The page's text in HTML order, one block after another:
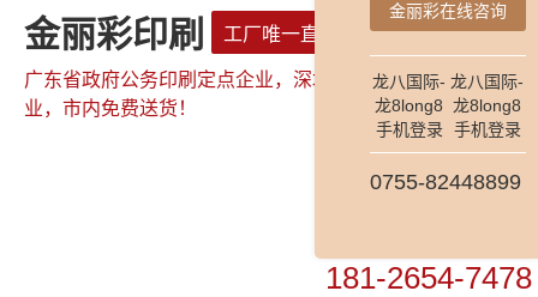
金丽彩印刷 工厂唯一直属网站
广东省政府公务印刷定点企业，深圳市政府公务印刷定点企
业，市内免费送货！
181-2654-7478
金丽彩在线咨询
龙八国际-
龙8long8
手机登录
龙八国际-
龙8long8
手机登录
0755-82448899